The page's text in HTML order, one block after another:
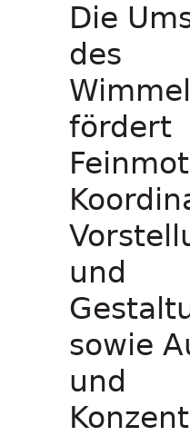
Die
des
fördert
und
sowie
und